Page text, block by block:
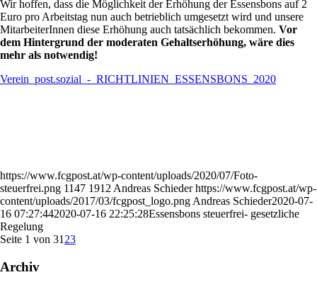
Wir hoffen, dass die Möglichkeit der Erhöhung der Essensbons auf 2
Euro pro Arbeitstag nun auch betrieblich umgesetzt wird und unsere
MitarbeiterInnen diese Erhöhung auch tatsächlich bekommen. Vor
dem Hintergrund der moderaten Gehaltserhöhung, wäre dies
mehr als notwendig!
Verein_post.sozial_-_RICHTLINIEN_ESSENSBONS_2020
https://www.fcgpost.at/wp-content/uploads/2020/07/Foto-
steuerfrei.png 1147 1912 Andreas Schieder https://www.fcgpost.at/wp-
content/uploads/2017/03/fcgpost_logo.png Andreas Schieder2020-07-
16 07:27:442020-07-16 22:25:28Essensbons steuerfrei- gesetzliche
Regelung
Seite 1 von 31 23
Archiv